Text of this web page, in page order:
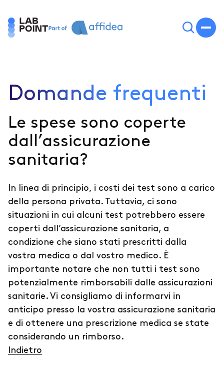
Domande frequenti
Le spese sono coperte
dall’assicurazione
sanitaria?
In linea di principio, i costi dei test sono a carico
della persona privata. Tuttavia, ci sono
situazioni in cui alcuni test potrebbero essere
coperti dall’assicurazione sanitaria, a
condizione che siano stati prescritti dalla
vostra medica o dal vostro medico. È
importante notare che non tutti i test sono
potenzialmente rimborsabili dalle assicurazioni
sanitarie. Vi consigliamo di informarvi in
anticipo presso la vostra assicurazione sanitaria
e di ottenere una prescrizione medica se state
considerando un rimborso.
Indietro